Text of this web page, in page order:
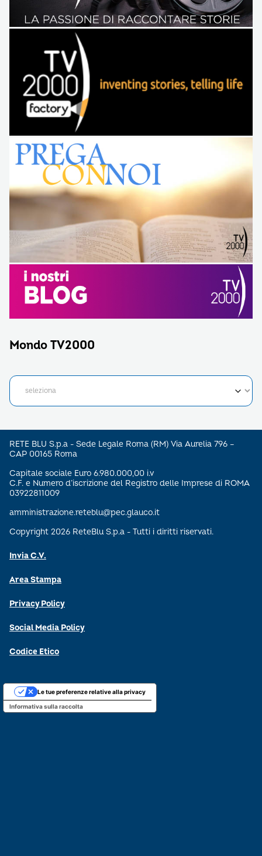
Mondo TV2000
RETE BLU S.p.a - Sede Legale Roma (RM) Via Aurelia 796 –
CAP 00165 Roma
Capitale sociale Euro 6.980.000,00 i.v
C.F. e Numero d’iscrizione del Registro delle Imprese di ROMA
03922811009
amministrazione.reteblu@pec.glauco.it
Copyright 2026 ReteBlu S.p.a - Tutti i diritti riservati.
Invia C.V.
Area Stampa
Privacy Policy
Social Media Policy
Codice Etico
Informativa sulla raccolta
Le tue preferenze relative alla privacy